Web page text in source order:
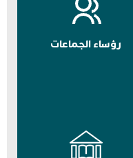
رؤساء الجماعات